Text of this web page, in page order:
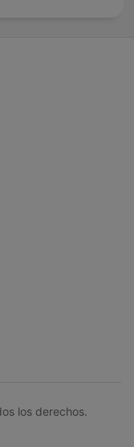
los derechos.